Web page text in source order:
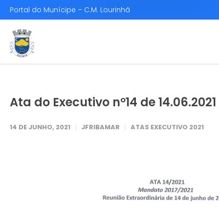
Portal do Munícipe – C.M. Lourinhã
Ata do Executivo nº14 de 14.06.2021
14 DE JUNHO, 2021 JFRIBAMAR ATAS EXECUTIVO 2021